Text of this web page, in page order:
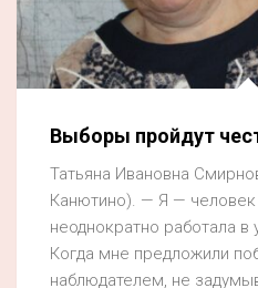
Выборы пройдут
Татьяна Ивановна
Канютино). — Я —
неоднократно работала в
Когда мне предложили
наблюдателем, не